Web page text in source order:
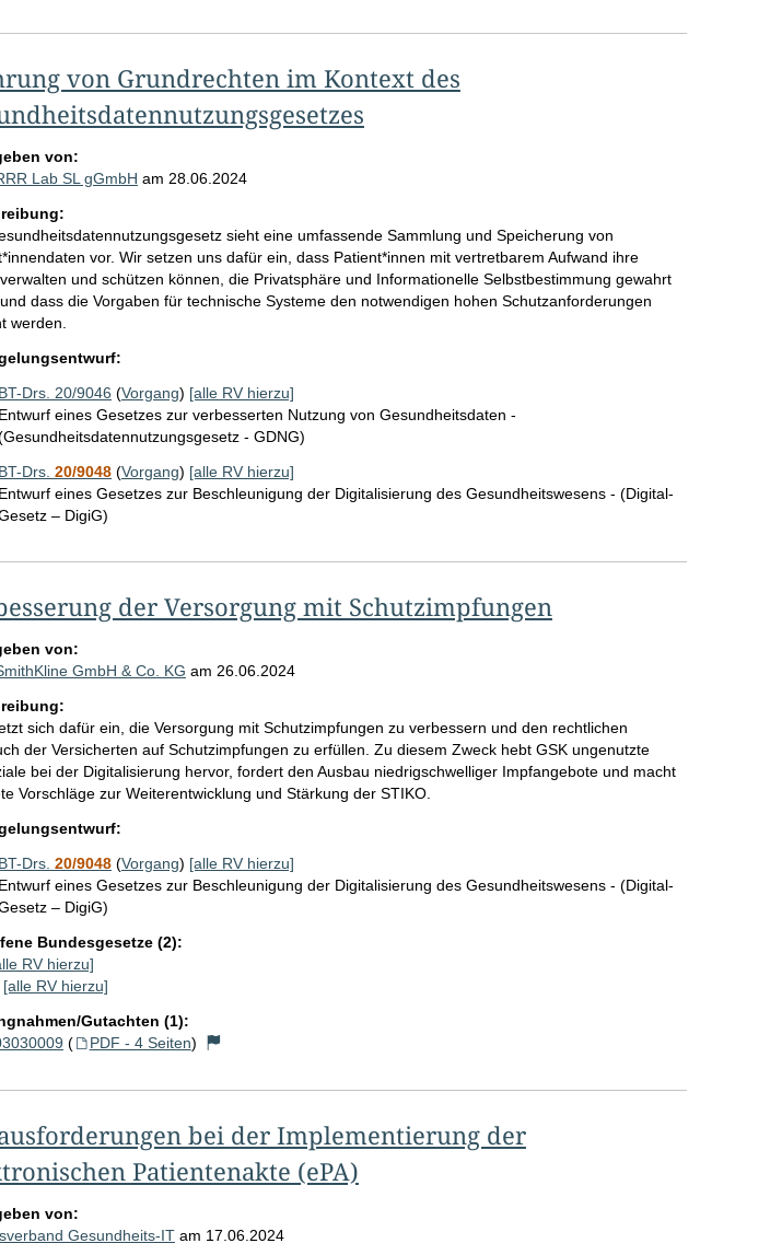
einzelnen RV abgegebenen Stellungnahmen/Gutachten
von Grundrechten im Kontext des
von:
Lab SL gGmbH am 28.06.2024
sieht eine umfassende Sammlung und Speicherung von
vor. Wir setzen uns dafür ein, dass Patient*innen mit vertretbarem Aufwand ihre
und schützen können, die Privatsphäre und Informationelle Selbstbestimmung gewahrt
dass die Vorgaben für technische Systeme den notwendigen hohen Schutzanforderungen
werden.
BT-Drs. 20/9046 (Vorgang) [alle RV hierzu]
Entwurf eines Gesetzes zur verbesserten Nutzung von Gesundheitsdaten -
- GDNG)
BT-Drs. 20/9048(Vorgang) [alle RV hierzu]
Entwurf eines Gesetzes zur Beschleunigung der Digitalisierung des Gesundheitswesens - (Digital-
– DigiG)
der Versorgung mit Schutzimpfungen
von:
GmbH & Co. KG am 26.06.2024
sich dafür ein, die Versorgung mit Schutzimpfungen zu verbessern und den rechtlichen
der Versicherten auf Schutzimpfungen zu erfüllen. Zu diesem Zweck hebt GSK ungenutzte
bei der Digitalisierung hervor, fordert den Ausbau niedrigschwelliger Impfangebote und macht
Vorschläge zur Weiterentwicklung und Stärkung der STIKO.
BT-Drs. 20/9048(Vorgang) [alle RV hierzu]
Entwurf eines Gesetzes zur Beschleunigung der Digitalisierung des Gesundheitswesens - (Digital-
– DigiG)
Bundesgesetze (2):
RV hierzu]
[alle RV hierzu]
Gutachten (1):
( PDF - 4 Seiten)
bei der Implementierung der
Patientenakte (ePA)
von:
Gesundheits-IT am 17.06.2024